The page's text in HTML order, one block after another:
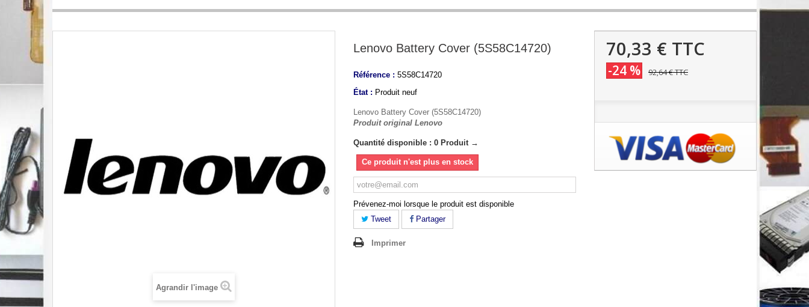
Agrandir l'image
Lenovo Battery Cover (5S58C14720)
Référence : 5S58C14720
État : Produit neuf
Lenovo Battery Cover (5S58C14720)
Produit original Lenovo
Quantité disponible : 0 Produit →
Ce produit n'est plus en stock
Prévenez-moi lorsque le produit est disponible
Tweet
Partager
Imprimer
70,33 € TTC
-24 % 92,64 €TTC